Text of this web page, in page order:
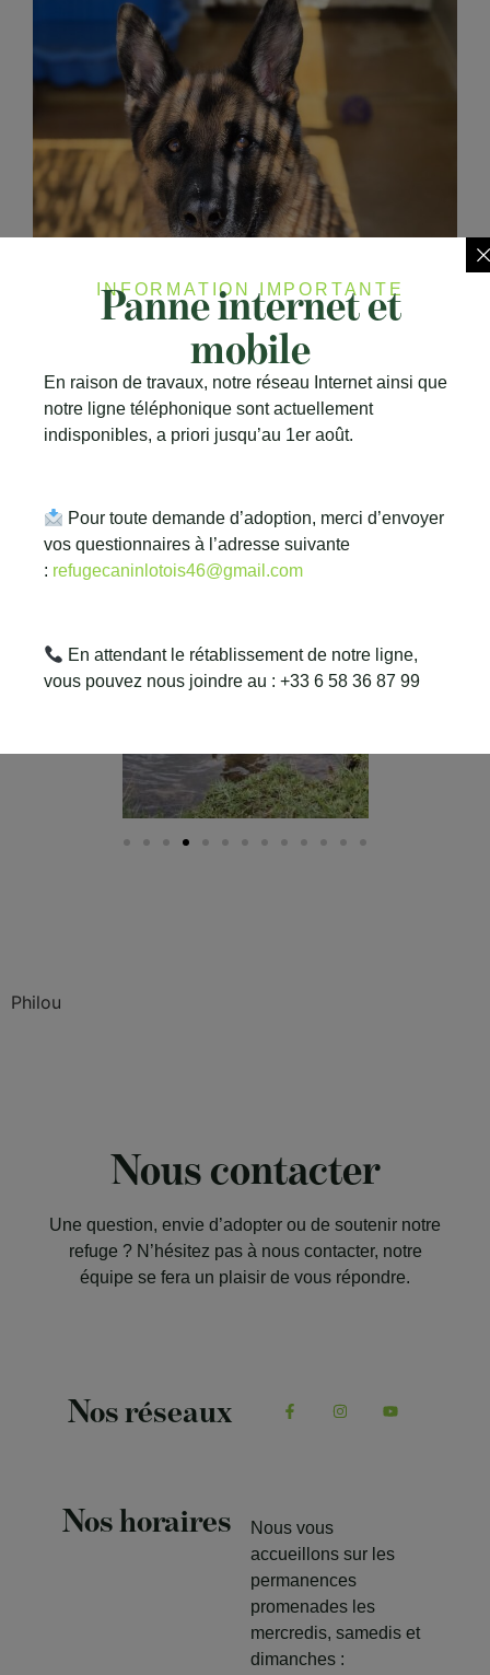
Philou
Nous contacter
Une question, envie d’adopter ou de soutenir notre
refuge ? N’hésitez pas à nous contacter, notre
équipe se fera un plaisir de vous répondre.
Nos réseaux
Nos horaires
Nous vous
accueillons sur les
permanences
promenades les
mercredis, samedis et
dimanches :
INFORMATION IMPORTANTE
Panne internet et
mobile
En raison de travaux, notre réseau Internet ainsi que
notre ligne téléphonique sont actuellement
indisponibles, a priori jusqu’au 1er août.
Pour toute demande d’adoption, merci d’envoyer
vos questionnaires à l’adresse suivante
: refugecaninlotois46@gmail.com
En attendant le rétablissement de notre ligne,
vous pouvez nous joindre au : +33 6 58 36 87 99